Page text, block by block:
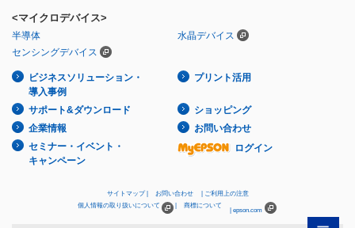
<マイクロデバイス>
半導体
水晶デバイス
センシングデバイス
ビジネスソリューション・
導入事例
プリント活用
サポート&ダウンロード
ショッピング
企業情報
お問い合わせ
セミナー・イベント・
キャンペーン
ログイン
サイトマップ お問い合わせ
ご利用上の注意
個人情報の取り扱いについて
商標について
epson.com